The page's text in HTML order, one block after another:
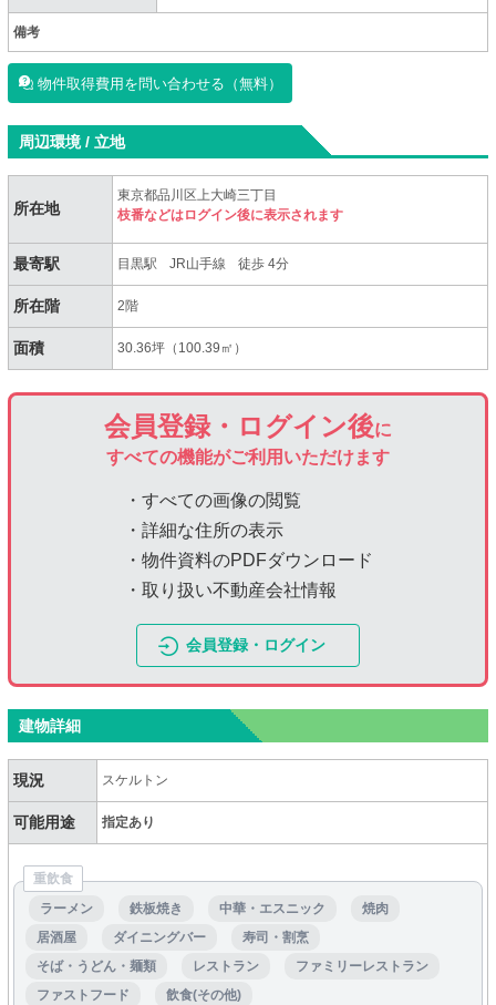
備考
物件取得費用を問い合わせる（無料）
周辺環境 / 立地
所在地
東京都品川区上大崎三丁目
枝番などはログイン後に表示されます
最寄駅 目黒駅 JR山手線 徒歩 4分
所在階 2階
面積 30.36坪（100.39㎡）
会員登録・ログイン後に
すべての機能がご利用いただけます
・すべての画像の閲覧
・詳細な住所の表示
・物件資料のPDFダウンロード
・取り扱い不動産会社情報
会員登録・ログイン
建物詳細
現況 スケルトン
可能用途 指定あり
重飲食
ラーメン
鉄板焼き 中華・エスニック
焼肉
居酒屋
ダイニングバー
寿司・割烹
そば・うどん・麺類
レストラン
ファミリーレストラン
ファストフード
飲食(その他)